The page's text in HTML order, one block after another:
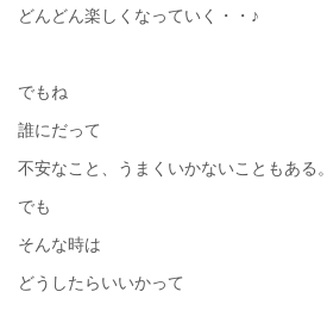
どんどん楽しくなっていく・・♪
でもね
誰にだって
不安なこと、うまくいかないこともある。
でも
そんな時は
どうしたらいいかって